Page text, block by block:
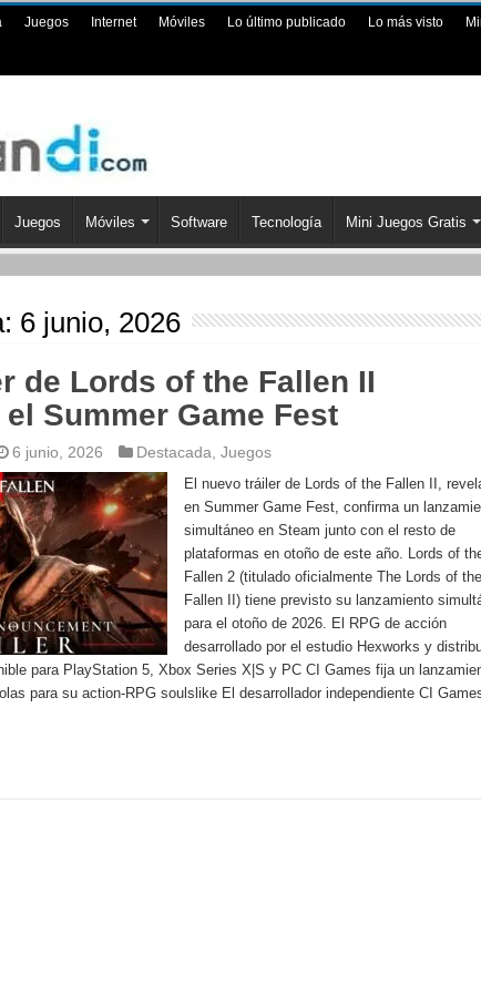
Juegos Internet Móviles Lo último publicado Lo más visto
Juegos Móviles Software Tecnología Mini Juegos Gratis
6 junio, 2026
de Lords of the Fallen II
Summer Game Fest
6 junio, 2026 Destacada Juegos
El nuevo tráiler de Lords of the Fallen II,
en Summer Game Fest, confirma un
simultáneo en Steam junto con el resto de
plataformas en otoño de este año. Lords of
Fallen 2 (titulado oficialmente The Lords of the
Fallen II) tiene previsto su lanzamiento
para el otoño de 2026. El RPG de acción
desarrollado por el estudio Hexworks y
para PlayStation 5, Xbox Series X|S y PC CI Games fija un
para su action-RPG soulslike El desarrollador independiente CI